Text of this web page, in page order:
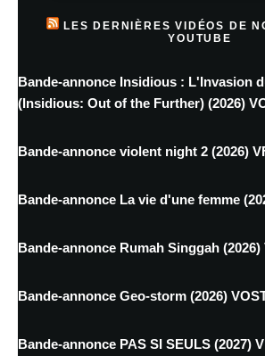
LES DERNIÈRES VIDÉOS DE
YOUTUBE
Bande-annonce Insidious : L'Invasion
(Insidious: Out of the Further) (2026)
Bande-annonce violent night 2 (2026)
Bande-annonce La vie d'une femme
Bande-annonce Rumah Singgah (2026)
Bande-annonce Geo-storm (2026)
Bande-annonce PAS SI SEULS (2027)